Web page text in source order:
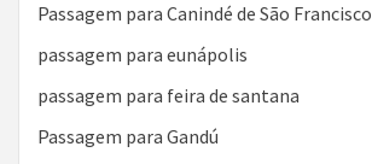
Passagem para Canindé de São Francisco
passagem para eunápolis
passagem para feira de santana
Passagem para Gandú